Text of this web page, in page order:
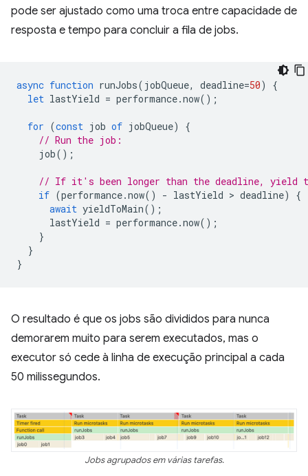
pode ser ajustado como uma troca entre capacidade de
resposta e tempo para concluir a fila de jobs.
async function runJobs( jobQueue, deadline=50)
{
let lastYield = performance.now();
for (const job of jobQueue)
{
// Run the job:
job();
// If it's been longer than the deadline, yield
if (performance.now() - lastYield > deadline)
{
await yieldToMain();
lastYield = performance.now();
}
}
}
O resultado é que os jobs são divididos para nunca
demorarem muito para serem executados, mas o
executor só cede à linha de execução principal a cada
50 milissegundos.
Jobs agrupados em várias tarefas.